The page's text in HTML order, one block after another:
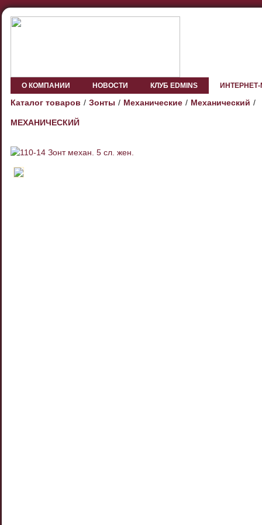
О КОМПАНИИ НОВОСТИ КЛУБ EDMINS
Каталог товаров Зонты Механические Механический
МЕХАНИЧЕСКИЙ